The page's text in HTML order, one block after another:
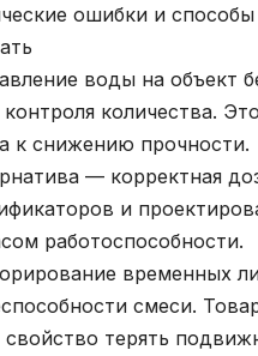
ошибки и способы
воды на объект
количества.
к снижению прочности.
— корректная
и
работоспособности.
временных
смеси.
свойство терять